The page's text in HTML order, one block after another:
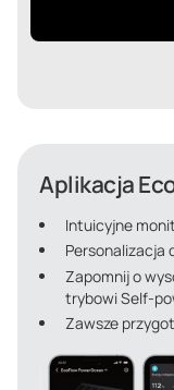
Aplikacja
Intuicyjne
Personalizacja
Zapomnij o
trybowi Self-
Zawsze